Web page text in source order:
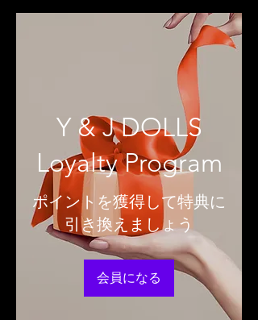
Y & J DOLLS
Loyalty Program
ポイントを獲得して特典に
引き換えましょう
会員になる